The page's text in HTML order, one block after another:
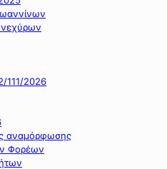
2026
αναμόρφωσης
Φορέων